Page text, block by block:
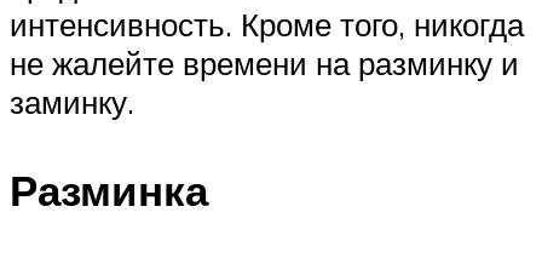
интенсивность. Кроме того, никогда
не жалейте времени на разминку и
заминку.
Разминка